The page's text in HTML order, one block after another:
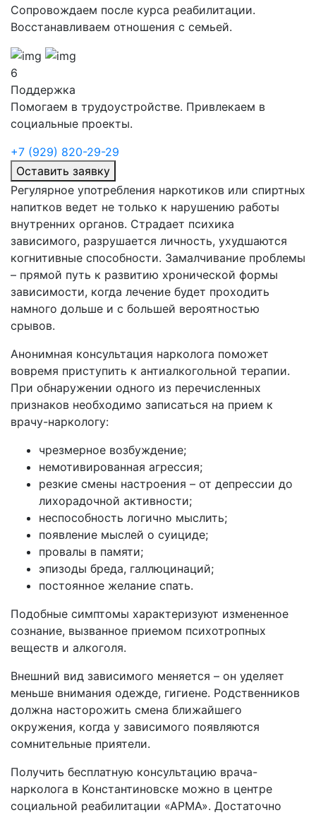
Сопровождаем после курса реабилитации.
Восстанавливаем отношения с семьей.
6
Поддержка
Помогаем в трудоустройстве. Привлекаем в
социальные проекты.
+7 (929) 820-29-29
Оставить заявку
Регулярное употребления наркотиков или спиртных
напитков ведет не только к нарушению работы
внутренних органов. Страдает психика
зависимого, разрушается личность, ухудшаются
когнитивные способности. Замалчивание проблемы
– прямой путь к развитию хронической формы
зависимости, когда лечение будет проходить
намного дольше и с большей вероятностью
срывов.
Анонимная консультация нарколога поможет
вовремя приступить к антиалкогольной терапии.
При обнаружении одного из перечисленных
признаков необходимо записаться на прием к
врачу-наркологу:
чрезмерное возбуждение;
немотивированная агрессия;
резкие смены настроения – от депрессии до
лихорадочной активности;
неспособность логично мыслить;
появление мыслей о суициде;
провалы в памяти;
эпизоды бреда, галлюцинаций;
постоянное желание спать.
Подобные симптомы характеризуют измененное
сознание, вызванное приемом психотропных
веществ и алкоголя.
Внешний вид зависимого меняется – он уделяет
меньше внимания одежде, гигиене. Родственников
должна насторожить смена ближайшего
окружения, когда у зависимого появляются
сомнительные приятели.
Получить бесплатную консультацию врача-
нарколога в Константиновске можно в центре
социальной реабилитации «АРМА». Достаточно